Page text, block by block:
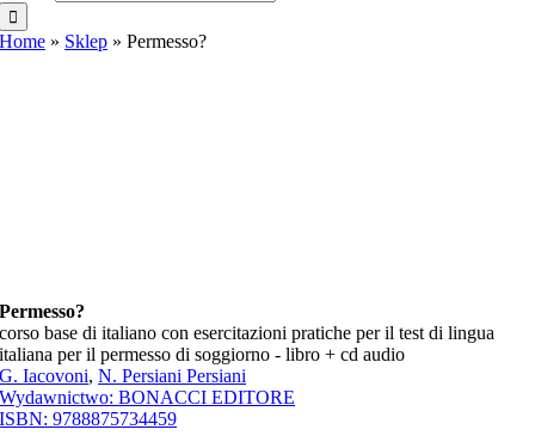
Home » Sklep »Permesso?
Permesso?
corso base di italiano con esercitazioni pratiche per il test di lingua
italiana per il permesso di soggiorno - libro + cd audio
G. Iacovoni,N. Persiani Persiani
Wydawnictwo:BONACCI EDITORE
ISBN:9788875734459